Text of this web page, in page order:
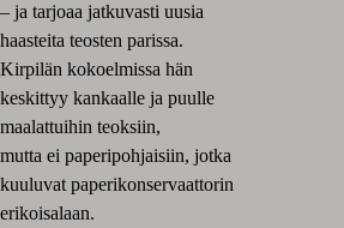
– ja tarjoaa jatkuvasti uusia
haasteita teosten parissa.
Kirpilän kokoelmissa hän
keskittyy kankaalle ja puulle
maalattuihin teoksiin,
mutta ei paperipohjaisiin, jotka
kuuluvat paperikonservaattorin
erikoisalaan.